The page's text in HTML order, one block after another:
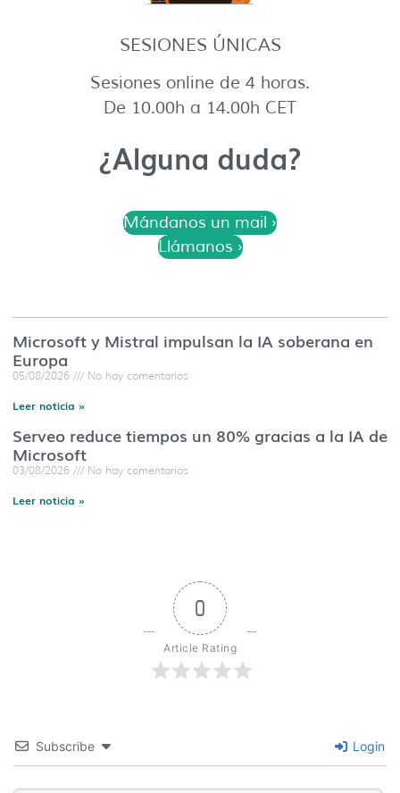
SESIONES ÚNICAS
Sesiones online de 4 horas.
De 10.00h a 14.00h CET
¿Alguna duda?
Mándanos un mail ›
Llámanos ›
Microsoft y Mistral impulsan la IA soberana en
Europa
05/08/2026 No hay comentarios
Leer noticia »
Serveo reduce tiempos un 80% gracias a la IA de
Microsoft
03/08/2026 No hay comentarios
Leer noticia »
0
Article Rating
Subscribe Login